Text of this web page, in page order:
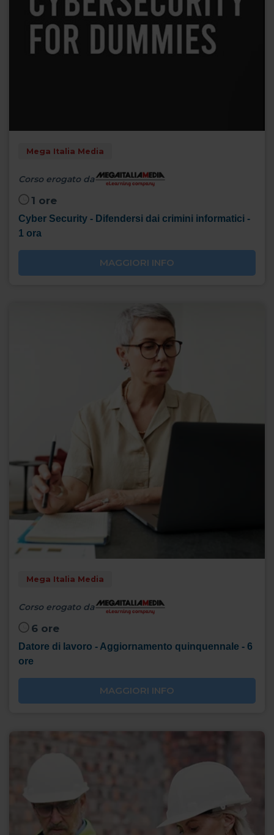
Mega Italia Media
Corso erogato da
1 ore
Cyber Security - Difendersi dai crimini informatici -
1 ora
MAGGIORI INFO
Mega Italia Media
Corso erogato da
6 ore
Datore di lavoro - Aggiornamento quinquennale - 6
ore
MAGGIORI INFO